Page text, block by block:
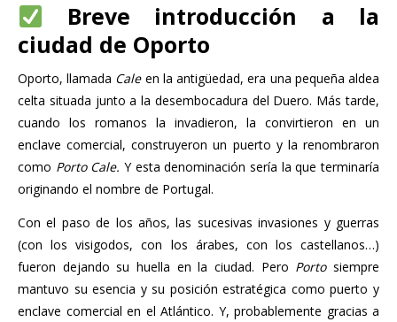
Breve introducción a la
ciudad de Oporto
Oporto, llamada Caleen la antigüedad, era una pequeña aldea
celta situada junto a la desembocadura del Duero. Más tarde,
cuando los romanos la invadieron, la convirtieron en un
enclave comercial, construyeron un puerto y la renombraron
como Porto Cale.Y esta denominación sería la que terminaría
originando el nombre de Portugal.
Con el paso de los años, las sucesivas invasiones y guerras
(con los visigodos, con los árabes, con los castellanos…)
fueron dejando su huella en la ciudad. Pero Portosiempre
mantuvo su esencia y su posición estratégica como puerto y
enclave comercial en el Atlántico. Y, probablemente gracias a